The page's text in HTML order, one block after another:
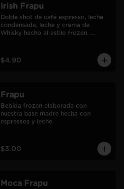
Irish Frapu
Doble shot de café espresso, leche
condensada, leche y crema de
Whisky hecho al estilo frozen.
$4.90
Frapu
Bebida frozen elaborada con
nuestra base madre hecha con
espressos y leche.
$3.00
Moca Frapu